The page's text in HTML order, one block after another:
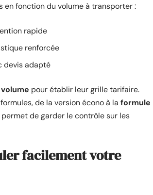
en fonction du volume à transporter :
rapide
renforcée
devis adapté
volume pour établir leur grille tarifaire.
de la version écono à la formule
de garder le contrôle sur les
facilement votre